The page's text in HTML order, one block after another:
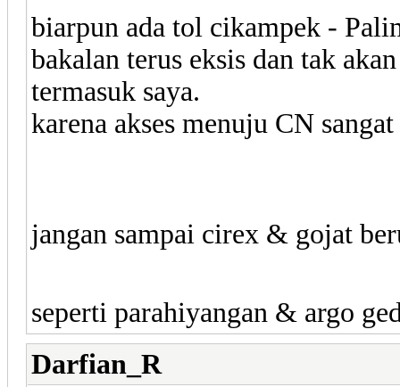
biarpun ada tol cikampek -
bakalan terus eksis dan tak
termasuk saya.
karena akses menuju CN
jangan sampai cirex & gojat
seperti parahiyangan & argo
Darfian_R